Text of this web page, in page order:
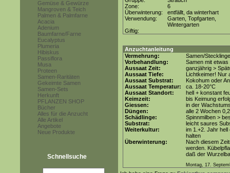
Gemüse & Gewürze
Mangroven & Teich
Palmen & Palmfarne
Acacia
Adenium
Baumfarne/Farne
Eucalyptus
Plumeria
Hibiskus
Passiflora
Musa
Proteen
Samen-Raritäten
Gekeimte Samen
Samen-Sets
Herkunft
PFLANZEN SHOP
Bücher
Alles für die Anzucht
Alle Artikel
Angebote
Neue Produkte
Schnellsuche
Zone:
6
Überwinterung:
entfällt, da winterhart
Verwendung:
Garten, Topfgarten,
Wintergarten
Giftig:
Anzuchtanleitung
Vermehrung:
Samen/
Vorbehandlung:
Samen mit
Aussaat Zeit:
ganzjährig >
Aussaat Tiefe:
Lichtkeimer! Nur
Aussaat Substrat:
Kokohum oder
Aussaat Temperatur:
ca. 18-20°C
Aussaat Standort:
hell + konstant
Keimzeit:
bis Keimung
Giessen:
in der
Düngen:
alle 2 Wochen
Schädlinge:
Spinnmilben >
Substrat:
leicht saures
Weiterkultur:
im 1.+2. Jahr hell
halten
Überwinterung:
Nach diesem
werden.
daß der
Montag, 17.